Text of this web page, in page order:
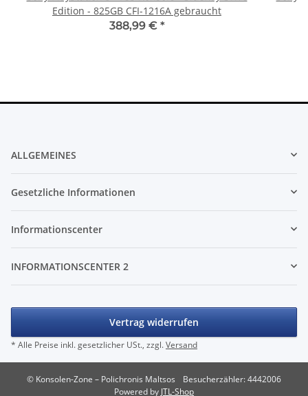
Edition - 825GB CFI-1216A gebraucht
388,99 € *
ALLGEMEINES
Gesetzliche Informationen
Informationscenter
INFORMATIONSCENTER 2
Vertrag widerrufen
* Alle Preise inkl. gesetzlicher USt., zzgl.Versand
© Konsolen-Zone – Polichronis Maltsos
Besucherzähler: 4442006
Powered by JTL-Shop